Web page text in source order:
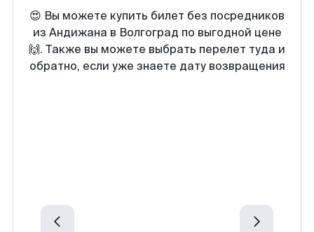
😍 Вы можете купить билет без посредников
из Андижана в Волгоград по выгодной цене
🙌. Также вы можете выбрать перелет туда и
обратно, если уже знаете дату возвращения